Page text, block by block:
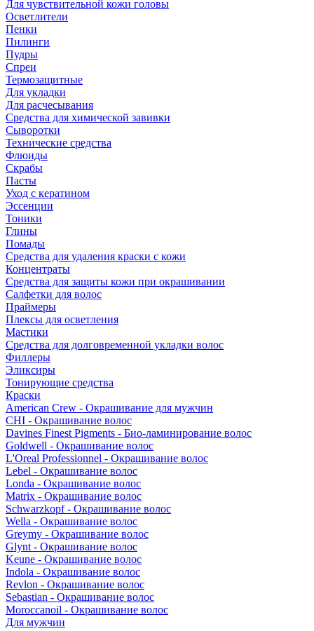
Для чувствительной кожи головы
Осветлители
Пенки
Пилинги
Пудры
Спреи
Термозащитные
Для укладки
Для расчесывания
Средства для химической завивки
Сыворотки
Технические средства
Флюиды
Скрабы
Пасты
Уход с кератином
Эссенции
Тоники
Глины
Помады
Средства для удаления краски с кожи
Концентраты
Средства для защиты кожи при окрашивании
Салфетки для волос
Праймеры
Плексы для осветления
Мастики
Средства для долговременной укладки волос
Филлеры
Эликсиры
Тонирующие средства
Краски
American Crew - Окрашивание для мужчин
CHI - Окрашивание волос
Davines Finest Pigments - Био-ламинирование волос
Goldwell - Окрашивание волос
L'Oreal Professionnel - Окрашивание волос
Lebel - Окрашивание волос
Londa - Окрашивание волос
Matrix - Окрашивание волос
Schwarzkopf - Окрашивание волос
Wella - Окрашивание волос
Greymy - Окрашивание волос
Glynt - Окрашивание волос
Keune - Окрашивание волос
Indola - Окрашивание волос
Revlon - Окрашивание волос
Sebastian - Окрашивание волос
Moroccanoil - Окрашивание волос
Для мужчин